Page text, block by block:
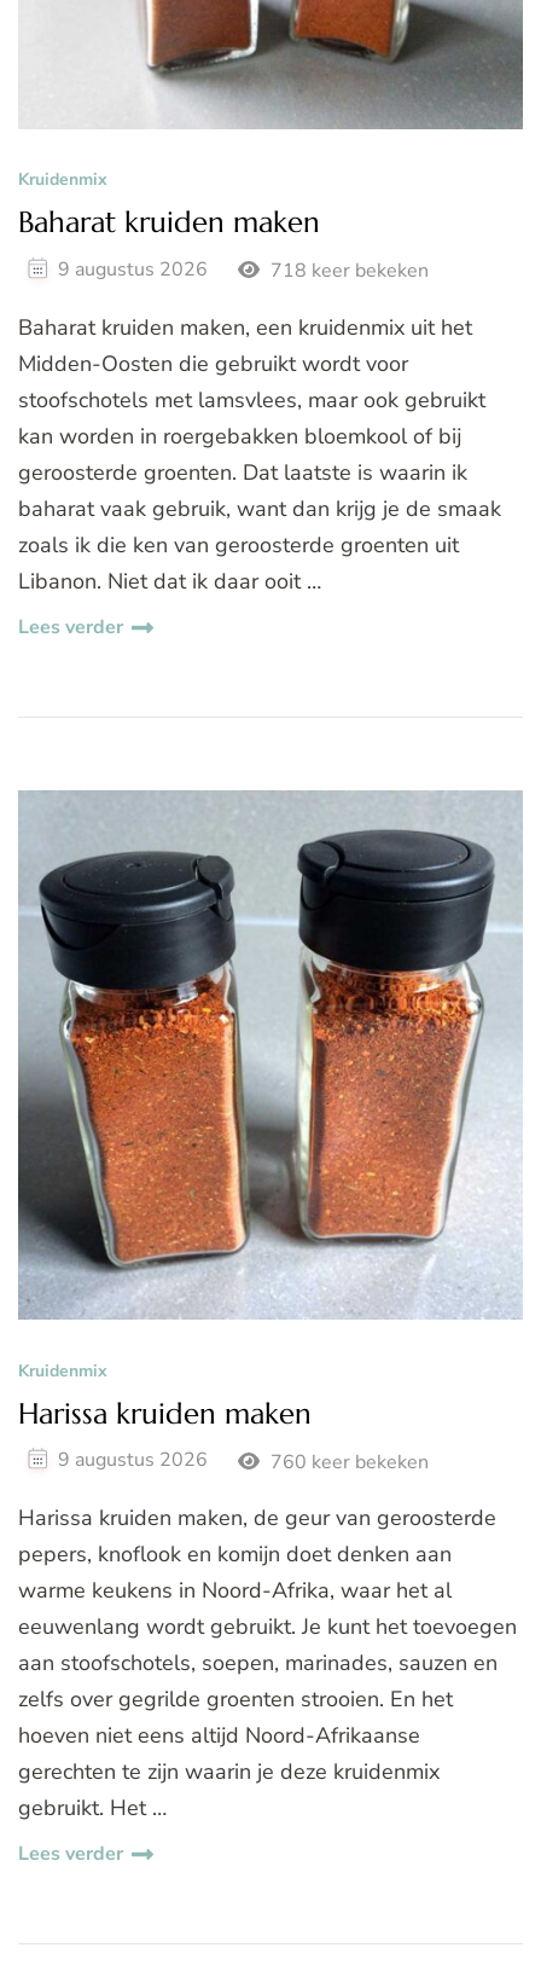
Kruidenmix
Baharat kruiden maken
9 augustus 2026 718 keer bekeken
Baharat kruiden maken, een kruidenmix uit het
Midden-Oosten die gebruikt wordt voor
stoofschotels met lamsvlees, maar ook gebruikt
kan worden in roergebakken bloemkool of bij
geroosterde groenten. Dat laatste is waarin ik
baharat vaak gebruik, want dan krijg je de smaak
zoals ik die ken van geroosterde groenten uit
Libanon. Niet dat ik daar ooit …
Lees verder
Kruidenmix
Harissa kruiden maken
9 augustus 2026 760 keer bekeken
Harissa kruiden maken, de geur van geroosterde
pepers, knoflook en komijn doet denken aan
warme keukens in Noord-Afrika, waar het al
eeuwenlang wordt gebruikt. Je kunt het toevoegen
aan stoofschotels, soepen, marinades, sauzen en
zelfs over gegrilde groenten strooien. En het
hoeven niet eens altijd Noord-Afrikaanse
gerechten te zijn waarin je deze kruidenmix
gebruikt. Het …
Lees verder